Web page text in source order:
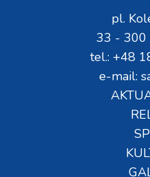
pl.
33 - 300
tel.: +48
e-mail: